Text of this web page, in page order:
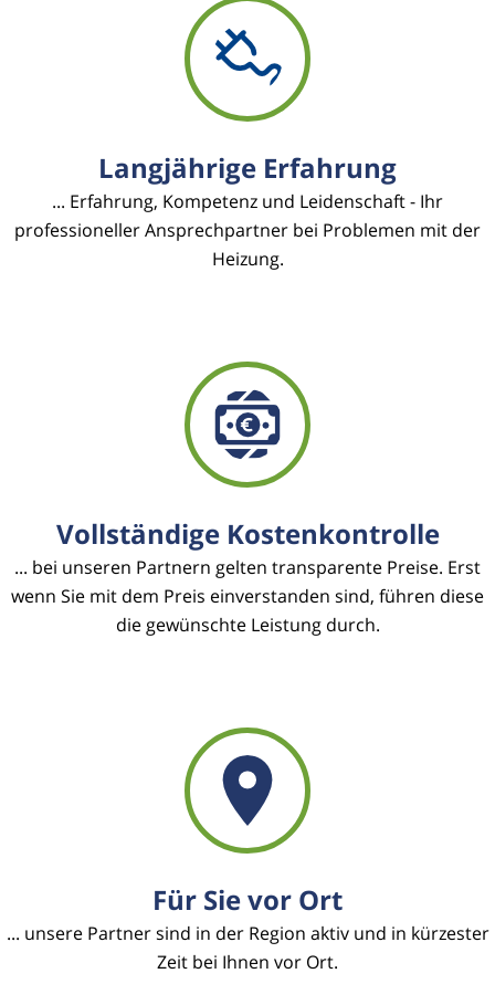
Langjährige Erfahrung
... Erfahrung, Kompetenz und Leidenschaft - Ihr
professioneller Ansprechpartner bei Problemen mit der
Heizung.
Vollständige Kostenkontrolle
... bei unseren Partnern gelten transparente Preise. Erst
wenn Sie mit dem Preis einverstanden sind, führen diese
die gewünschte Leistung durch.
Für Sie vor Ort
... unsere Partner sind in der Region aktiv und in kürzester
Zeit bei Ihnen vor Ort.